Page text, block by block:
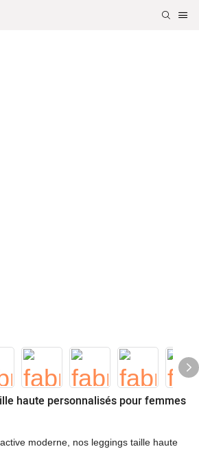
haute personnalisés pour femmes
moderne, nos leggings taille haute